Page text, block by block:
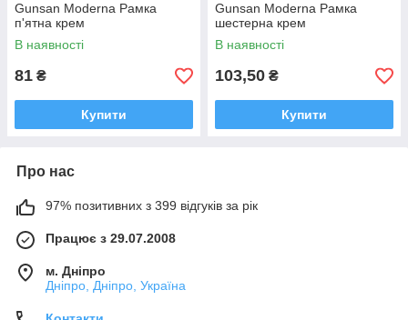
Gunsan Moderna Рамка
п'ятна крем
В наявності
81 ₴
Купити
Gunsan Moderna Рамка
шестерна крем
В наявності
103,50 ₴
Купити
Про нас
97% позитивних з 399 відгуків за рік
Працює з 29.07.2008
м. Дніпро
Дніпро, Дніпро, Україна